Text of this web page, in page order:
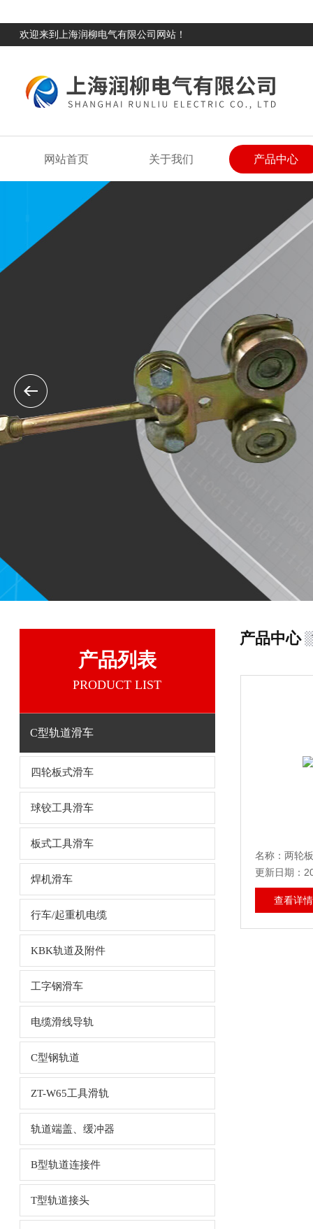
欢迎来到上海润柳电气有限公司网站！
网站首页 关于我们 产品中心
产品列表
PRODUCT LIST
C型轨道滑车
四轮板式滑车
球铰工具滑车
板式工具滑车
焊机滑车
行车/起重机电缆
KBK轨道及附件
工字钢滑车
电缆滑线导轨
C型钢轨道
ZT-W65工具滑轨
轨道端盖、缓冲器
B型轨道连接件
T型轨道接头
产品中心
名称：两轮
更新日期：
查看详情